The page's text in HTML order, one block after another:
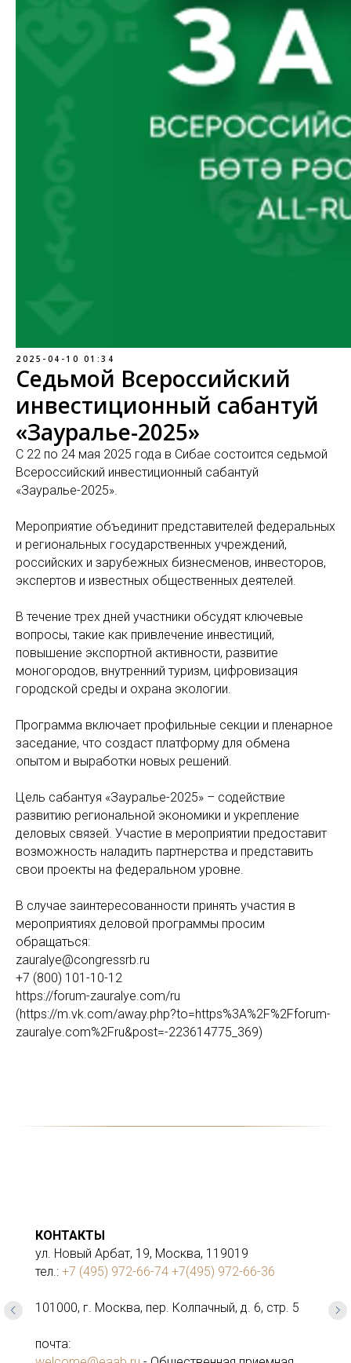
2025-04-10 01:34
Седьмой Всероссийский
инвестиционный сабантуй
«Зауралье-2025»
С 22 по 24 мая 2025 года в Сибае состоится седьмой
Всероссийский инвестиционный сабантуй
«Зауралье-2025».
Мероприятие объединит представителей федеральных
и региональных государственных учреждений,
российских и зарубежных бизнесменов, инвесторов,
экспертов и известных общественных деятелей.
В течение трех дней участники обсудят ключевые
вопросы, такие как привлечение инвестиций,
повышение экспортной активности, развитие
моногородов, внутренний туризм, цифровизация
городской среды и охрана экологии.
Программа включает профильные секции и пленарное
заседание, что создаст платформу для обмена
опытом и выработки новых решений.
Цель сабантуя «Зауралье-2025» – содействие
развитию региональной экономики и укрепление
деловых связей. Участие в мероприятии предоставит
возможность наладить партнерства и представить
свои проекты на федеральном уровне.
В случае заинтересованности принять участия в
мероприятиях деловой программы просим
обращаться:
zauralye@congressrb.ru
+7 (800) 101-10-12
https://forum-zauralye.com/ru
(https://m.vk.com/away.php?to=https%3A%2F%2Fforum-
zauralye.com%2Fru&post=-223614775_369)
КОНТАКТЫ
ул. Новый Арбат, 19, Москва, 119019
тел.: +7 (495) 972-66-74 +7(495) 972-66-36
101000, г. Москва, пер. Колпачный, д. 6, стр. 5
почта: